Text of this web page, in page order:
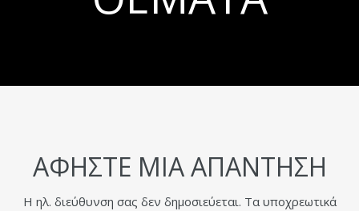
ΑΦΉΣΤΕ ΜΙΑ ΑΠΆΝΤΗΣΗ
Η ηλ. διεύθυνση σας δεν δημοσιεύεται. Τα υποχρεωτικά